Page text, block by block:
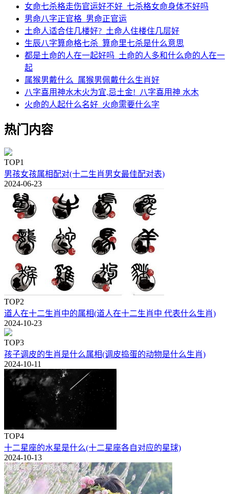
女命七杀格走伤官运好不好_七杀格女命身体不好吗
男命八字正官格_男命正官运
土命人适合住几楼好?_土命人住楼住几层好
生辰八字算命格七杀_算命里七杀是什么意思
都是土命的人在一起好吗_土命的人多和什么命的人在一
起
属猴男戴什么_属猴男佩戴什么生肖好
八字喜用神水木火为宜,忌土金!_八字喜用神 水木
火命的人起什么名好_火命需要什么字
热门内容
TOP1
男孩女孩属相配对(十二生肖男女最佳配对表)
2024-06-23
TOP2
道人在十二生肖中的属相(道人在十二生肖中 代表什么生肖)
2024-10-23
TOP3
孩子调皮的生肖是什么属相(调皮捣蛋的动物是什么生肖)
2024-10-11
TOP4
十二星座的水星是什么(十二星座各自对应的星球)
2024-10-13